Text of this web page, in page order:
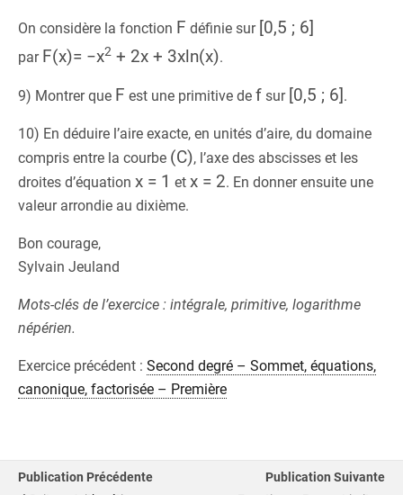
On considère la fonction F définie sur [0,5 ; 6]
par F(x)= −x2 + 2x + 3xln(x).
9) Montrer que F est une primitive de f sur [0,5 ; 6] .
10) En déduire l’aire exacte, en unités d’aire, du domaine
compris entre la courbe (C), l’axe des abscisses et les
droites d’équation x = 1 et x = 2. En donner ensuite une
valeur arrondie au dixième.
Bon courage,
Sylvain Jeuland
Mots-clés de l’exercice : intégrale, primitive, logarithme
népérien.
Exercice précédent : Second degré – Sommet, équations,
canonique, factorisée – Première
Publication Précédente
Publication Suivante